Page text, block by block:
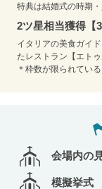
特典は結婚式の時期
2ツ星相当獲得【
イタリアの美食ガイ
たレストラン【エト
＊枠数が限られてい
会場内の
模擬挙式